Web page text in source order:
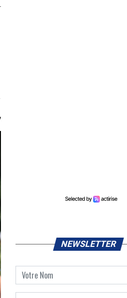
NEWSLETTER